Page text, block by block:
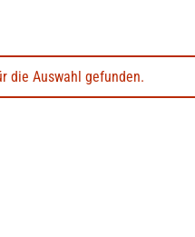
die Auswahl gefunden.